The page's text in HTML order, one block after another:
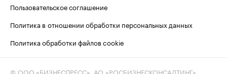
Пользовательское соглашение
Политика в отношении обработки персональных данных
Политика обработки файлов cookie
© ООО «БИЗНЕСПРЕСС», АО «РОСБИЗНЕСКОНСАЛТИНГ»,